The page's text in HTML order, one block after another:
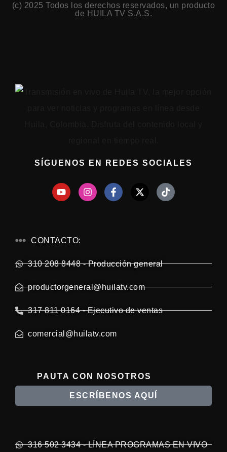
(c) 2025 Todos los derechos reservados, un producto
de HUILA TV S.A.S.
SÍGUENOS EN REDES SOCIALES
CONTACTO:
310 208 8448 - Producción general
productorgeneral@huilatv.com
317 811 0164 - Ejecutivo de ventas
comercial@huilatv.com
PAUTA CON NOSOTROS
ESCRÍBENOS AQUÍ
316 502 3434 - LÍNEA PROGRAMAS EN VIVO